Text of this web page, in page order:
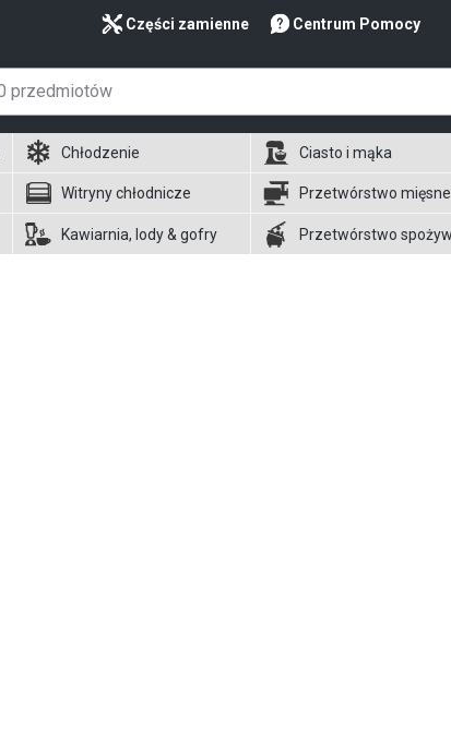
Części zamienne Centrum Pomocy
Chłodzenie Ciasto i mąka
Witryny chłodnicze Przetwórstwo mięsne
Kawiarnia, lody & gofry